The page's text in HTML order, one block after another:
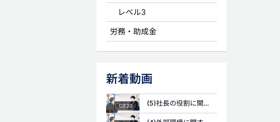
レベル3
労務・助成金
新着動画
03:20 (5)社長の役割に関する質問